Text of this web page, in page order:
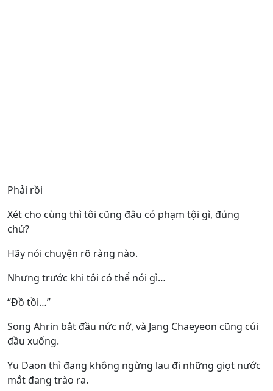
Phải rồi
Xét cho cùng thì tôi cũng đâu có phạm tội gì, đúng
chứ?
Hãy nói chuyện rõ ràng nào.
Nhưng trước khi tôi có thể nói gì…
“Đồ tồi…”
Song Ahrin bắt đầu nức nở, và Jang Chaeyeon cũng cúi
đầu xuống.
Yu Daon thì đang không ngừng lau đi những giọt nước
mắt đang trào ra.